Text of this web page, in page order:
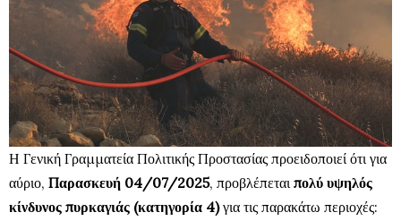
Η Γενική Γραμματεία Πολιτικής Προστασίας προειδοποιεί ότι για
αύριο, Παρασκευή 04/07/2025, προβλέπεταιπολύ υψηλός
κίνδυνος πυρκαγιάς (κατηγορία 4)για τις παρακάτω περιοχές: